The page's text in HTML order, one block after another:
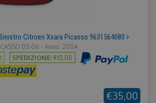
Citroen Xsara Picasso 9631564080
03-06 - Anno: 2004
SPEDIZIONE:€10,00
€35,00